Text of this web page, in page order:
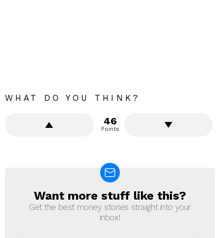
WHAT DO YOU THINK?
46
Points
NEWSLETTER
Want more stuff like this?
Get the best money stories straight into your
inbox!